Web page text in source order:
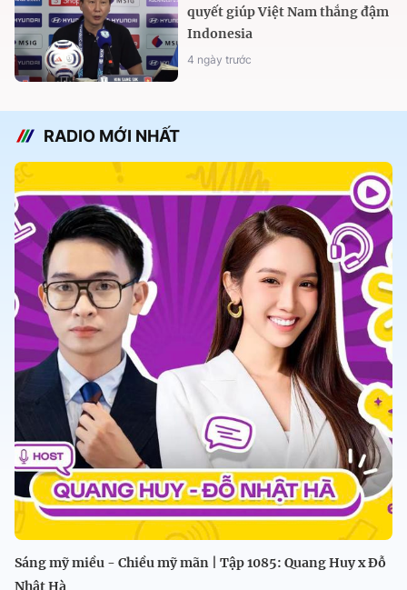
quyết giúp Việt Nam thắng đậm
Indonesia
4 ngày trước
RADIO MỚI NHẤT
Sáng mỹ miều - Chiều mỹ mãn | Tập 1085: Quang Huy x Đỗ
Nhật Hà